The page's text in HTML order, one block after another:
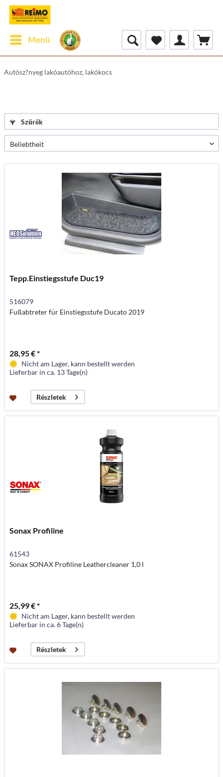
Menü
Autósz?nyeg lakóautóhoz, lakókocs
Szűrők
Tepp.Einstiegsstufe Duc19
516079
Fußabtreter für Einstiegsstufe Ducato 2019
28,95 € *
Nicht am Lager, kann bestellt werden
Lieferbar in ca. 13 Tage(n)
Részletek
Sonax Profiline
61543
Sonax SONAX Profiline Leathercleaner 1,0 l
25,99 € *
Nicht am Lager, kann bestellt werden
Lieferbar in ca. 6 Tage(n)
Részletek